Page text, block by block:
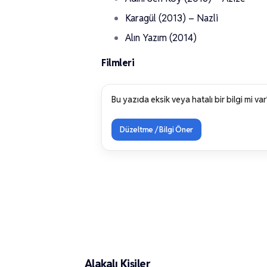
Karagül (2013) – Nazli
Alın Yazım (2014)
Filmleri
Bu yazıda eksik veya hatalı bir bilgi mi
Düzeltme / Bilgi Öner
Alakalı Kişiler